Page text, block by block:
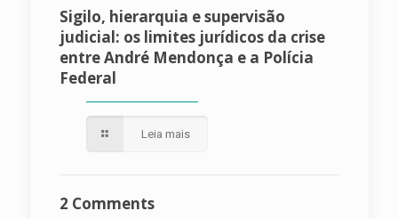
Sigilo, hierarquia e supervisão
judicial: os limites jurídicos da crise
entre André Mendonça e a Polícia
Federal
Leia mais
2 Comments